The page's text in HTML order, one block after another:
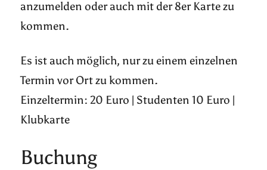
anzumelden oder auch mit der 8er Karte zu
kommen.
Es ist auch möglich, nur zu einem einzelnen
Termin vor Ort zu kommen.
Einzeltermin: 20 Euro | Studenten 10 Euro |
Klubkarte
Buchung